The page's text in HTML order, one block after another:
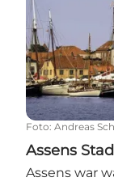
Foto: Andreas
Assens
Assens war